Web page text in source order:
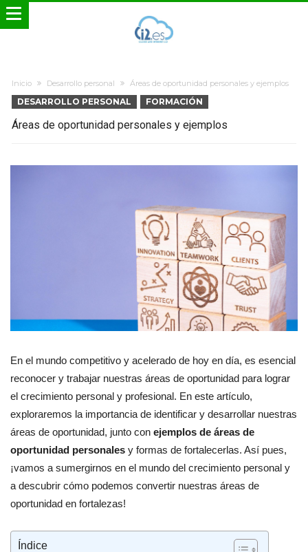
Inicio Desarrollo personal Áreas de oportunidad personales y ejemplos
DESARROLLO PERSONAL FORMACIÓN
Áreas de oportunidad personales y ejemplos
En el mundo competitivo y acelerado de hoy en día, es esencial
reconocer y trabajar nuestras áreas de oportunidad para lograr
el crecimiento personal y profesional. En este artículo,
exploraremos la importancia de identificar y desarrollar nuestras
áreas de oportunidad, junto con ejemplos de áreas de
oportunidad personales y formas de fortalecerlas. Así pues,
¡vamos a sumergirnos en el mundo del crecimiento personal y
a descubrir cómo podemos convertir nuestras áreas de
oportunidad en fortalezas!
Índice